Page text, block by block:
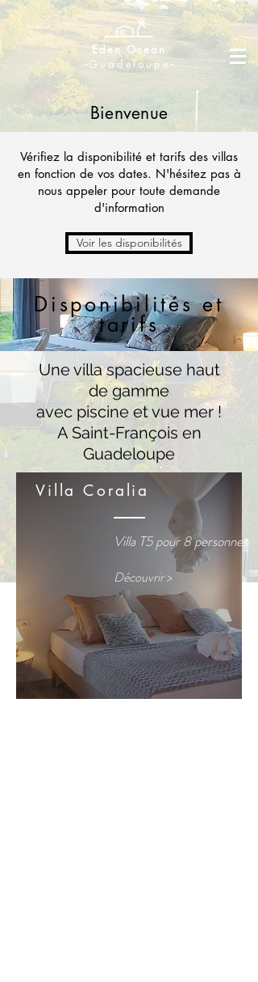
Eden Ocean
Guadeloupe
Bienvenue
Vérifiez la disponibilité et tarifs des villas
en fonction de vos dates. N'hésitez pas à
nous appeler pour toute demande
d'information
Voir les disponibilités
Disponibilités et
tarifs
Une villa spacieuse haut
de gamme
avec piscine et vue mer !
A Saint-François en
Guadeloupe
Villa Coralia
Villa T5 pour 8 personnes
Découvrir >